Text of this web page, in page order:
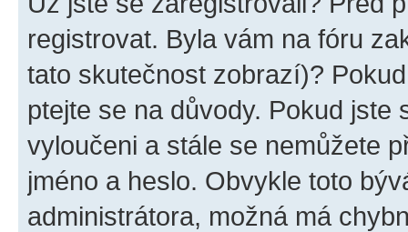
registrovat. Byla vám na fóru
tato skutečnost zobrazí)?
ptejte se na důvody. Pokud jste
vyloučeni a stále se nemůžete
jméno a heslo. Obvykle toto
administrátora, možná má